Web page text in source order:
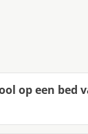
op een bed